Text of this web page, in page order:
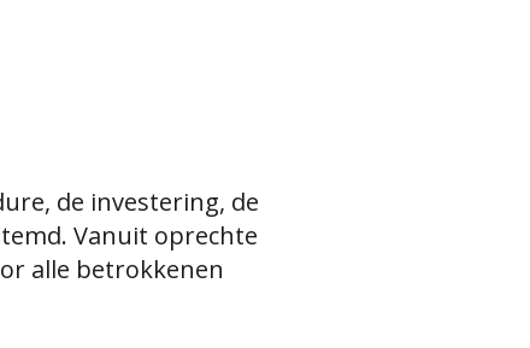
de investering, de
Vanuit oprechte
alle betrokkenen